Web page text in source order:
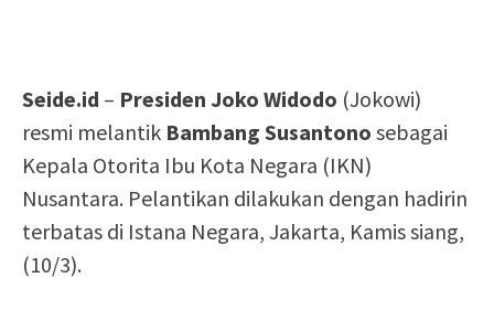
Seide.id – Presiden Joko Widodo (Jokowi)
resmi melantik Bambang Susantono sebagai
Kepala Otorita Ibu Kota Negara (IKN)
Nusantara. Pelantikan dilakukan dengan hadirin
terbatas di Istana Negara, Jakarta, Kamis siang,
(10/3).